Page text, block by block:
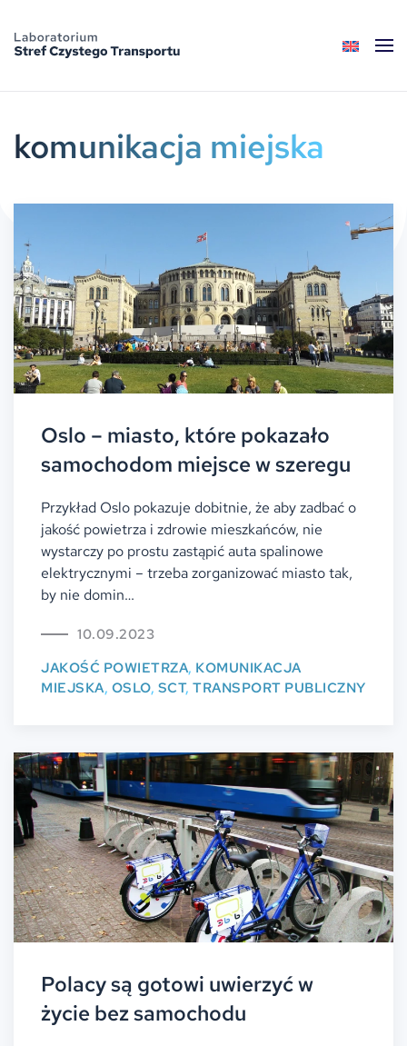
Skip to main content
komunikacja miejska
Oslo – miasto, które pokazało
samochodom miejsce w szeregu
Przykład Oslo pokazuje dobitnie, że aby zadbać o
jakość powietrza i zdrowie mieszkańców, nie
wystarczy po prostu zastąpić auta spalinowe
elektrycznymi – trzeba zorganizować miasto tak,
by nie domin…
10.09.2023
JAKOŚĆ POWIETRZA, KOMUNIKACJA
MIEJSKA, OSLO, SCT, TRANSPORT PUBLICZNY
Polacy są gotowi uwierzyć w
życie bez samochodu